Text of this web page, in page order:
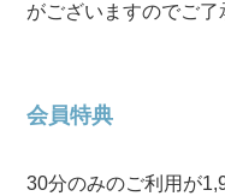
がございますのでご了
会員特典
30分のみのご利用が